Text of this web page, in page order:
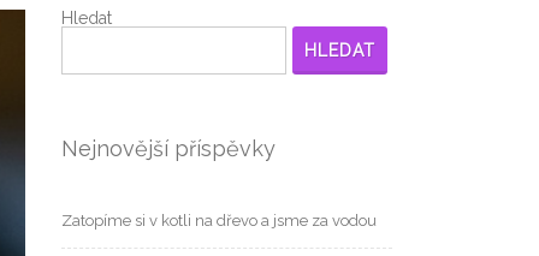
Hledat
HLEDAT
Nejnovější příspěvky
Zatopíme si v kotli na dřevo a jsme za vodou